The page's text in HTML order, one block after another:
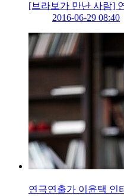
[브라보가 만난 사람]
2016-06-29 08:40
연극연출가 이윤택 인